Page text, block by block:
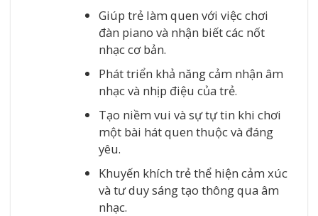
Giúp trẻ làm quen với việc chơi
đàn piano và nhận biết các nốt
nhạc cơ bản.
Phát triển khả năng cảm nhận âm
nhạc và nhịp điệu của trẻ.
Tạo niềm vui và sự tự tin khi chơi
một bài hát quen thuộc và đáng
yêu.
Khuyến khích trẻ thể hiện cảm xúc
và tư duy sáng tạo thông qua âm
nhạc.